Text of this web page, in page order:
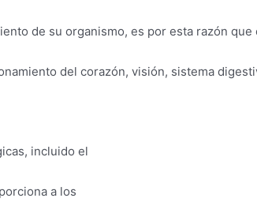
de su organismo, es por esta razón
del corazón, visión, sistema
incluido el
a los